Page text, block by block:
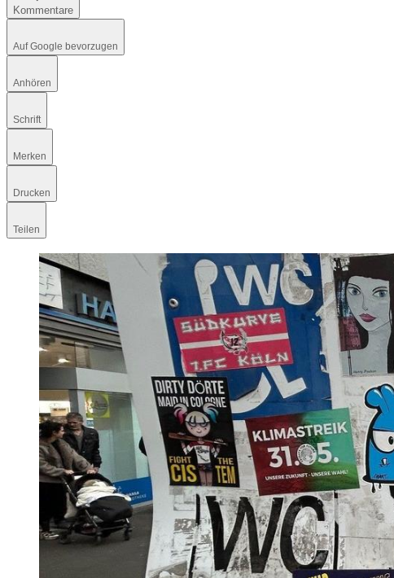
Kommentare
Auf Google bevorzugen
Anhören
Schrift
Merken
Drucken
Teilen